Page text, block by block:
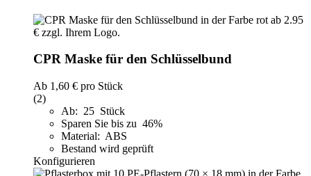
CPR Maske für den Schlüsselbund
Ab 1,60 € pro Stück
(2)
Ab: 25 Stück
Sparen Sie bis zu 46%
Material: ABS
Bestand wird geprüft
Konfigurieren